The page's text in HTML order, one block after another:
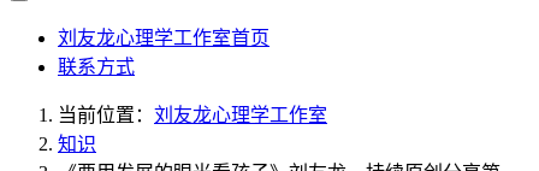
刘友龙心理学工作室首页
联系方式
当前位置： 刘友龙心理学工作室
知识